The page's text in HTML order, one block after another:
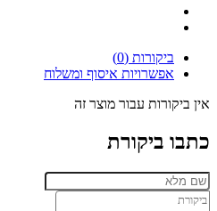
ביקורות (0)
אפשרויות איסוף ומשלוח
אין ביקורות עבור מוצר זה
כתבו ביקורת